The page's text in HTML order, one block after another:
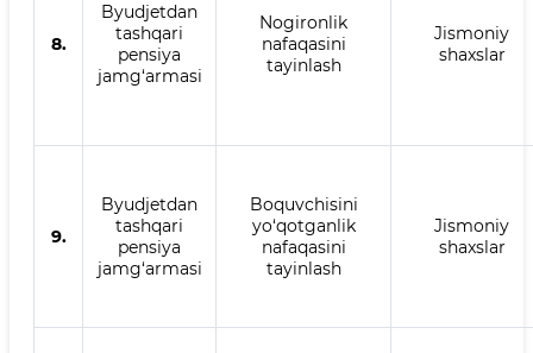
8.
Byudjetdan
tashqari
pensiya
jamg‘armasi
Nogironlik
nafaqasini
tayinlash
Jismoniy
shaxslar
9.
Byudjetdan
tashqari
pensiya
jamg‘armasi
Boquvchisini
yo‘qotganlik
nafaqasini
tayinlash
Jismoniy
shaxslar